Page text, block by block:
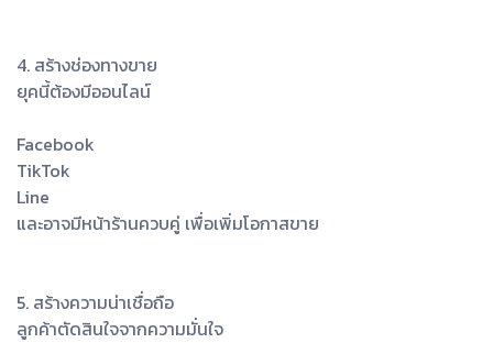
4. สร้างช่องทางขาย
ยุคนี้ต้องมีออนไลน์
Facebook
TikTok
Line
และอาจมีหน้าร้านควบคู่ เพื่อเพิ่มโอกาสขาย
5. สร้างความน่าเชื่อถือ
ลูกค้าตัดสินใจจากความมั่นใจ